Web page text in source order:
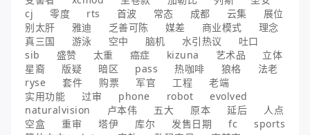
cj
零度 rts 首波 常态 成都 云集
展位
别太肝
雅迪 乏善可陈 媒差 商业模式
理念
真三国
游泳 空中 脑机 水引热议
吐口
sib
盛赞 太重 癌症 kizuna 艺术品
立体
星裔
版疑 暗区 pass 热咖啡 狼格
法老
ryse
套件 购票 军官 工程
老端
实用功能
过审 phone robot
evolved
naturalvision
卢本伟 五大 原本 延后
人点
空盒
重审 塔伊 库尔 发售日期 fc
sports